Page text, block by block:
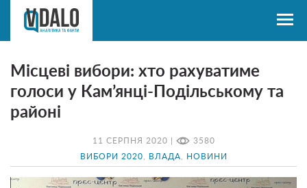
11 СЕРПНЯ 2020 | 3580
ВИБОРИ 2020 ВЛАДА НОВИНИ
Місцеві вибори: хто рахуватиме
голоси у Кам’янці-Подільському та
районі